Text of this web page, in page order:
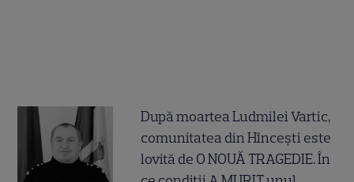
După moartea Ludmilei Vartic,
comunitatea din Hîncești este
lovită de O NOUĂ TRAGEDIE. În